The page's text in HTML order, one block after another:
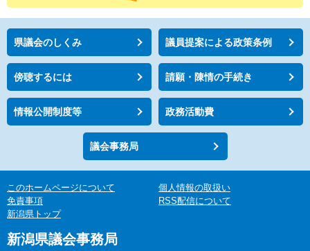
県議会のしくみ 議員提案による政策条例
傍聴するには 請願・陳情の手続き
情報公開制度等 政務活動費
議会事務局
このホームページについて
個人情報の取扱い
免責事項
RSS配信について
新潟県トップ
新潟県議会事務局